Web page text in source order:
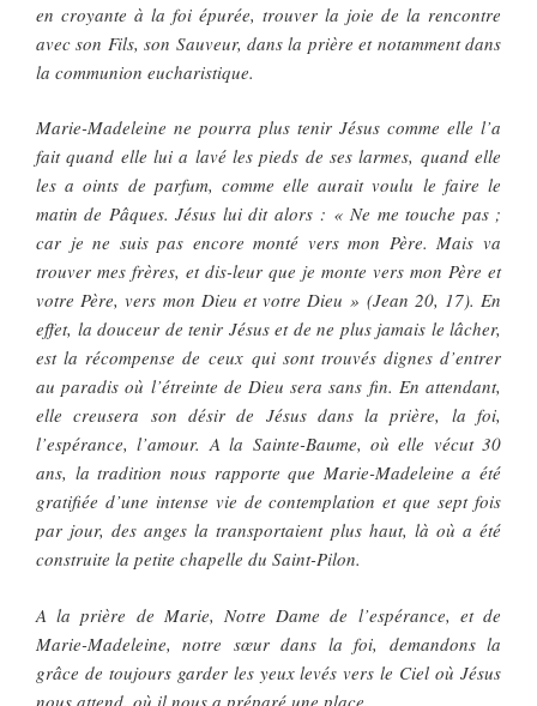
en croyante à la foi épurée, trouver la joie de la rencontre
avec son Fils, son Sauveur, dans la prière et notamment dans
la communion eucharistique.
Marie-Madeleine ne pourra plus tenir Jésus comme elle l’a
fait quand elle lui a lavé les pieds de ses larmes, quand elle
les a oints de parfum, comme elle aurait voulu le faire le
matin de Pâques. Jésus lui dit alors : « Ne me touche pas ;
car je ne suis pas encore monté vers mon Père. Mais va
trouver mes frères, et dis-leur que je monte vers mon Père et
votre Père, vers mon Dieu et votre Dieu » (Jean 20, 17). En
effet, la douceur de tenir Jésus et de ne plus jamais le lâcher,
est la récompense de ceux qui sont trouvés dignes d’entrer
au paradis où l’étreinte de Dieu sera sans fin. En attendant,
elle creusera son désir de Jésus dans la prière, la foi,
l’espérance, l’amour. A la Sainte-Baume, où elle vécut 30
ans, la tradition nous rapporte que Marie-Madeleine a été
gratifiée d’une intense vie de contemplation et que sept fois
par jour, des anges la transportaient plus haut, là où a été
construite la petite chapelle du Saint-Pilon.
A la prière de Marie, Notre Dame de l’espérance, et de
Marie-Madeleine, notre sœur dans la foi, demandons la
grâce de toujours garder les yeux levés vers le Ciel où Jésus
nous attend, où il nous a préparé une place.